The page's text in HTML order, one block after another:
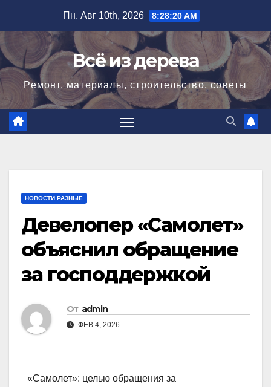
содержимому
Пн. Авг 10th, 2026 8:28:21 AM
Всё из дерева
Ремонт, материалы, строительство, советы
НОВОСТИ РАЗНЫЕ
Девелопер «Самолет»
объяснил обращение
за господдержкой
От admin
ФЕВ 4, 2026
«Самолет»: целью обращения за